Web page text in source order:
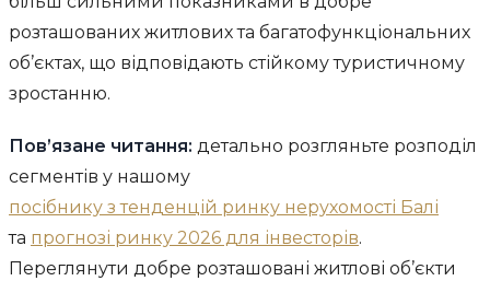
розташованих житлових та багатофункціональних
об’єктах, що відповідають стійкому туристичному
зростанню.
Пов’язане читання: детально розгляньте розподіл
сегментів у нашому
посібнику з тенденцій ринку нерухомості Балі
та прогнозі ринку 2026 для інвесторів.
Переглянути добре розташовані житлові об’єкти